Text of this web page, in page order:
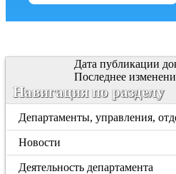
Дата публикации
Последнее
Навигация по разделу
Департаменты, управления,
Новости
Деятельность департамента